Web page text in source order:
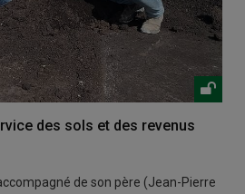
des sols et des revenus
de son père (Jean-Pierre